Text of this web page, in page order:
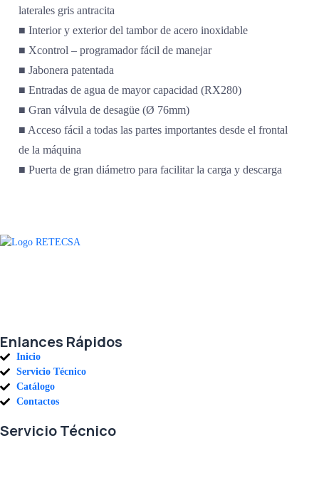
laterales gris antracita
■ Interior y exterior del tambor de acero inoxidable
■ Xcontrol – programador fácil de manejar
■ Jabonera patentada
■ Entradas de agua de mayor capacidad (RX280)
■ Gran válvula de desagüe (Ø 76mm)
■ Acceso fácil a todas las partes importantes desde el frontal
de la máquina
■ Puerta de gran diámetro para facilitar la carga y descarga
Enlances Rápidos
Inicio
Servicio Técnico
Catálogo
Contactos
Servicio Técnico